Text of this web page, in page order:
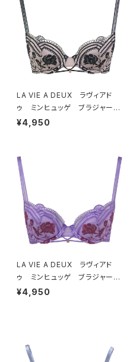
LA VIE A DEUX ラヴィアド
ゥ ミンヒュッゲ ブラジャー
（ブラック）BRA BLACK 2249
¥4,950
LA VIE A DEUX ラヴィアド
ゥ ミンヒュッゲ ブラジャー
（ライラック）BRA LILAC 2249
¥4,950